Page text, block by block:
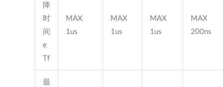
降
时
间
e
Tf
MAX
1us
MAX
1us
MAX
1us
MAX
200ns
最